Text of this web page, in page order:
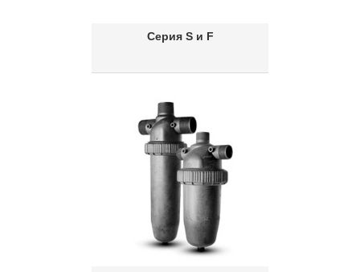
Серия S и F